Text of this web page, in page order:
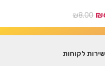
₪8.00 ₪
שירות לקוחות